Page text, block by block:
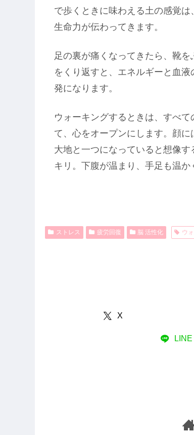
で歩くときに味わえる土の感覚
生命力が伝わってきます。
足の裏が痛くなってきたら、靴
をくり返すと、エネルギーと血
発になります。
ウォーキングするときは、すべ
て、心をオープンにします。顔
大地と一つになっていると想像
キリ。下腹が温まり、手足も温か
ストレス 疲労回復 脳 活性化 ウ
X
LINE